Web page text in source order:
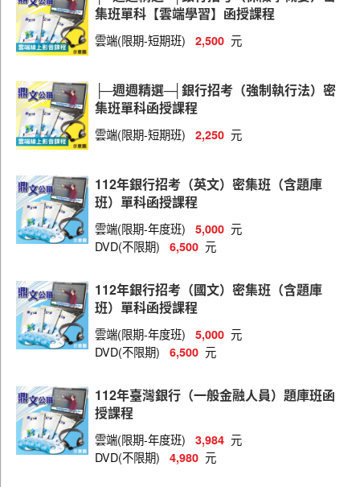
集班單科【雲端學習】函授課程
雲端(限期-短期班) 2,500 元
├─週週精選─┤銀行招考（強制執行法）密
集班單科函授課程
雲端(限期-短期班) 2,250 元
112年銀行招考（英文）密集班（含題庫
班）單科函授課程
雲端(限期-年度班) 5,000 元
DVD(不限期)
6,500 元
112年銀行招考（國文）密集班（含題庫
班）單科函授課程
雲端(限期-年度班) 5,000 元
DVD(不限期)
6,500 元
112年臺灣銀行（一般金融人員）題庫班函
授課程
雲端(限期-年度班) 3,984 元
DVD(不限期)
4,980 元